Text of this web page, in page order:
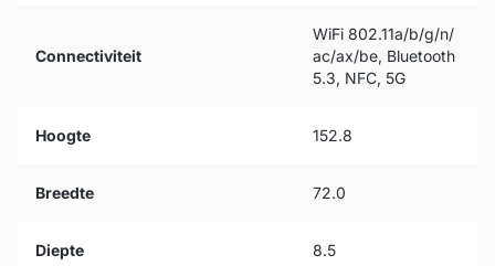
Connectiviteit
WiFi 802.11a/b/g/n/
ac/ax/be, Bluetooth
5.3, NFC, 5G
Hoogte 152.8
Breedte 72.0
Diepte 8.5